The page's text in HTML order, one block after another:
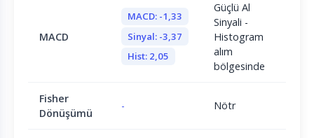
MACD
MACD: -1,33
Sinyal: -3,37
Hist: 2,05
Güçlü Al
Sinyali -
Histogram
alım
bölgesinde
Fisher
Dönüşümü
- Nötr